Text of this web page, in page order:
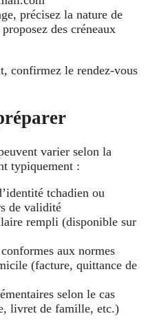
précisez la nature de
des créneaux
confirmez le rendez-vous
varier selon la
typiquement :
tchadien ou
de validité
rempli (disponible sur
aux normes
(facture, quittance de
selon le cas
livret de famille, etc.)